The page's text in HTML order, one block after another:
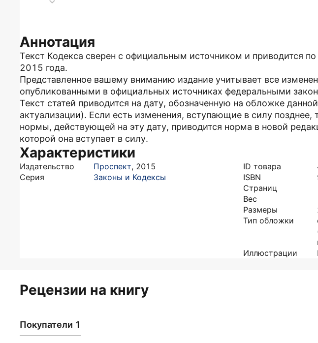
Аннотация
Текст Кодекса сверен с официальным источником и приводится
2015 года.
Представленное вашему вниманию издание учитывает все
опубликованными в официальных источниках федеральными
Текст статей приводится на дату, обозначенную на обложке
актуализации). Если есть изменения, вступающие в силу позднее,
нормы, действующей на эту дату, приводится норма в новой
которой она вступает в силу.
Характеристики
Издательство Проспект, 2015
Серия
Законы и Кодексы
ID товара
ISBN
Страниц
Вес
Размеры
Тип обложки
Иллюстрации
Рецензии на книгу
Покупатели 1